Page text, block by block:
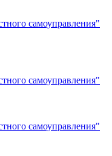
самоуправления"
самоуправления"
самоуправления"